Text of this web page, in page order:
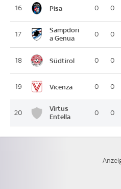
16 Pisa 0 0
17
Sampdori
a Genua
0 0
18 Südtirol 0 0
19 Vicenza 0 0
20
Virtus
Entella
0 0